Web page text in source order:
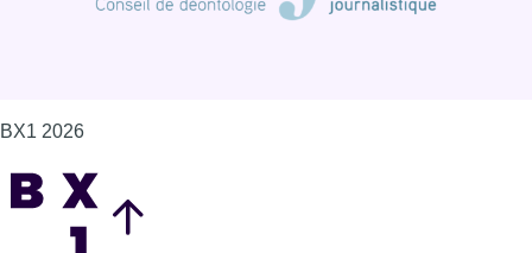
BX1 2026